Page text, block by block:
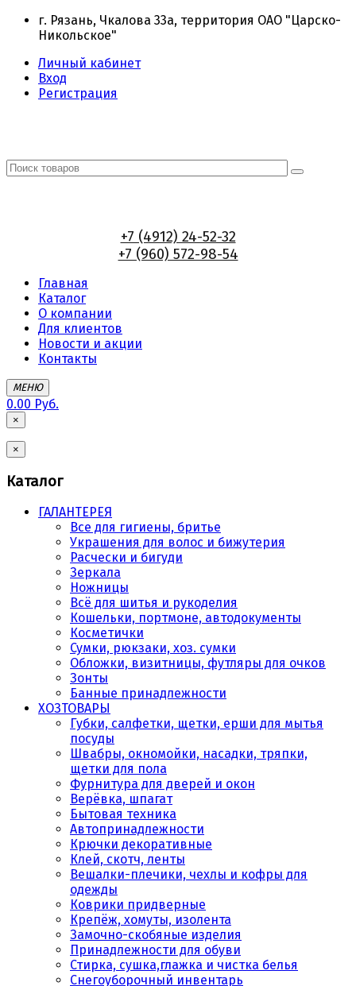
г. Рязань, Чкалова 33а, территория ОАО "Царско-
Никольское"
Личный кабинет
Вход
Регистрация
+7 (4912) 24-52-32
+7 (960) 572-98-54
Главная
Каталог
О компании
Для клиентов
Новости и акции
Контакты
МЕНЮ
0.00 Руб.
×
×
Каталог
ГАЛАНТЕРЕЯ
Все для гигиены, бритье
Украшения для волос и бижутерия
Расчески и бигуди
Зеркала
Ножницы
Всё для шитья и рукоделия
Кошельки, портмоне, автодокументы
Косметички
Сумки, рюкзаки, хоз. сумки
Обложки, визитницы, футляры для очков
Зонты
Банные принадлежности
ХОЗТОВАРЫ
Губки, салфетки, щетки, ерши для мытья
посуды
Швабры, окномойки, насадки, тряпки,
щетки для пола
Фурнитура для дверей и окон
Верёвка, шпагат
Бытовая техника
Автопринадлежности
Крючки декоративные
Клей, скотч, ленты
Вешалки-плечики, чехлы и кофры для
одежды
Коврики придверные
Крепёж, хомуты, изолента
Замочно-скобяные изделия
Принадлежности для обуви
Стирка, сушка,глажка и чистка белья
Снегоуборочный инвентарь